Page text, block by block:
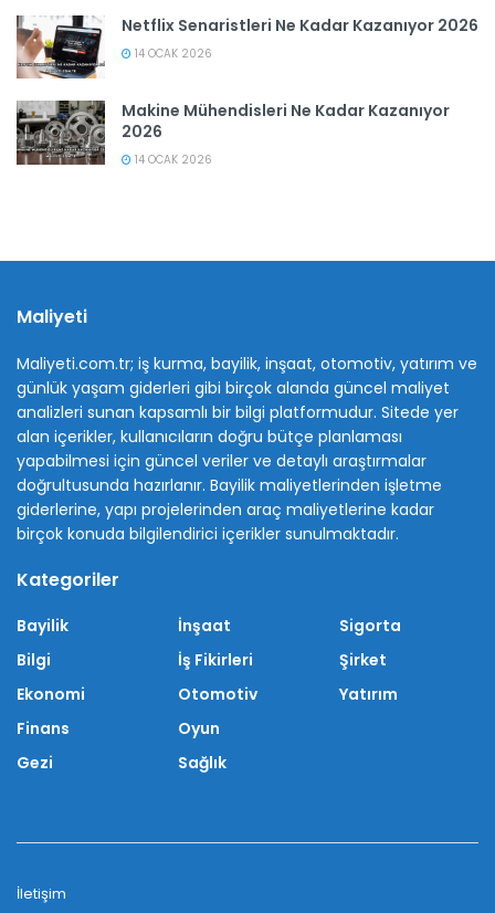
Netflix Senaristleri Ne Kadar Kazanıyor 2026
14 OCAK 2026
Makine Mühendisleri Ne Kadar Kazanıyor
2026
14 OCAK 2026
Maliyeti
Maliyeti.com.tr; iş kurma, bayilik, inşaat, otomotiv, yatırım ve
günlük yaşam giderleri gibi birçok alanda güncel maliyet
analizleri sunan kapsamlı bir bilgi platformudur. Sitede yer
alan içerikler, kullanıcıların doğru bütçe planlaması
yapabilmesi için güncel veriler ve detaylı araştırmalar
doğrultusunda hazırlanır. Bayilik maliyetlerinden işletme
giderlerine, yapı projelerinden araç maliyetlerine kadar
birçok konuda bilgilendirici içerikler sunulmaktadır.
Kategoriler
Bayilik
Bilgi
Ekonomi
Finans
Gezi
İnşaat
İş Fikirleri
Otomotiv
Oyun
Sağlık
Sigorta
Şirket
Yatırım
İletişim